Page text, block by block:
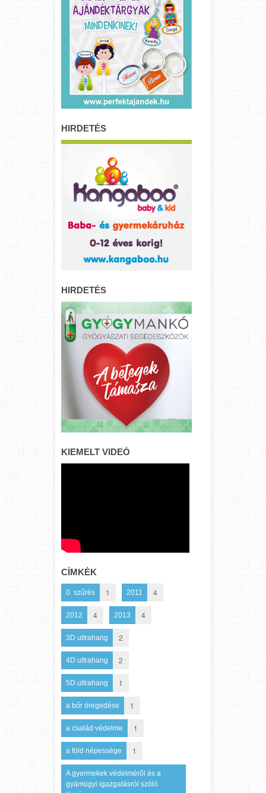
HIRDETÉS
HIRDETÉS
KIEMELT VIDEÓ
CÍMKÉK
0. szűrés 1 2011 4
2012 4 2013 4
3D ultrahang 2
4D ultrahang 2
5D ultrahang 1
a bőr öregedése 1
a család védelme 1
a föld népessége 1
A gyermekek védelméről és a
gyámügyi igazgatásról szóló